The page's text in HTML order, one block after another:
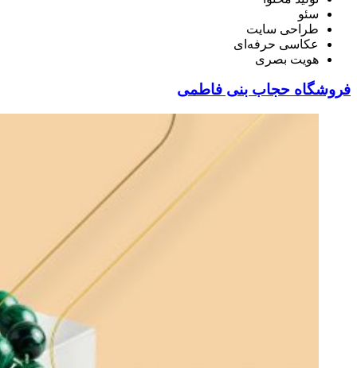
سئو
طراحی سایت
عکاسی حرفه‌ای
هویت بصری
فروشگاه حجاب بنی فاطمی